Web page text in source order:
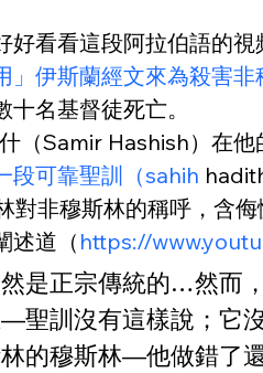
好看看這段阿拉伯語的視
」伊斯蘭經文來為殺害
名基督徒死亡。
（Samir Hashish）在他
段可靠聖訓（sahih
對非穆斯林的稱呼，含
述道（https://
是正宗傳統的…然而
聖訓沒有這樣說；它
的穆斯林—他做錯了